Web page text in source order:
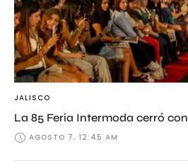
JALISCO
La 85 Feria Intermoda cerró
AGOSTO 7, 12:45 AM